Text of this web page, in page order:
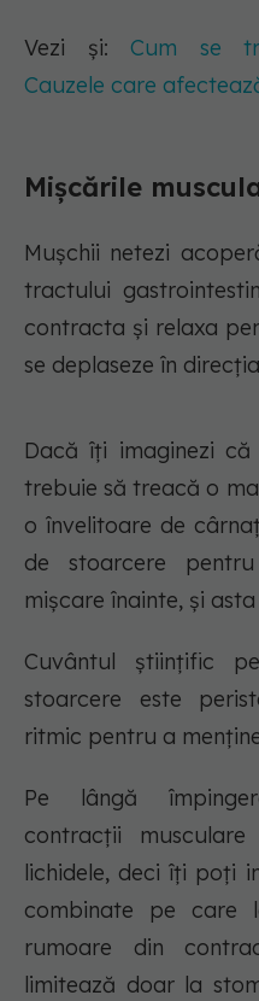
Vezi și:Cum se
Cauzele care
Mișcările
Mușchii netezi
tractului
contracta și relaxa
se deplaseze în
Dacă îți imaginezi
trebuie să treacă o
o învelitoare de
de stoarcere
mișcare înainte, și
Cuvântul științific
stoarcere este
ritmic pentru a
Pe lângă
contracții
lichidele, deci îți poți
combinate pe care
rumoare din
limitează doar la